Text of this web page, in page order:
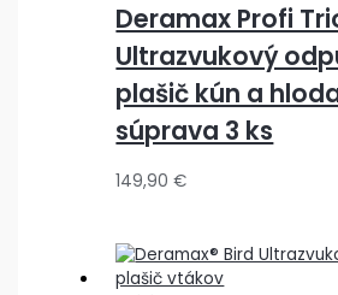
Deramax Profi
Ultrazvukový
plašič kún a
súprava 3 ks
149,90€